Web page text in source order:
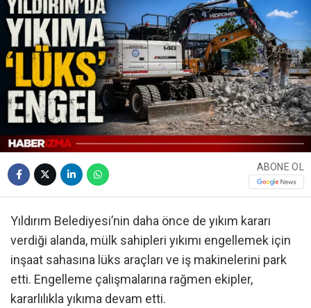
ABONE OL
Yıldırım Belediyesi’nin daha önce de yıkım kararı
verdiği alanda, mülk sahipleri yıkımı engellemek için
inşaat sahasına lüks araçları ve iş makinelerini park
etti. Engelleme çalışmalarına rağmen ekipler,
kararlılıkla yıkıma devam etti.